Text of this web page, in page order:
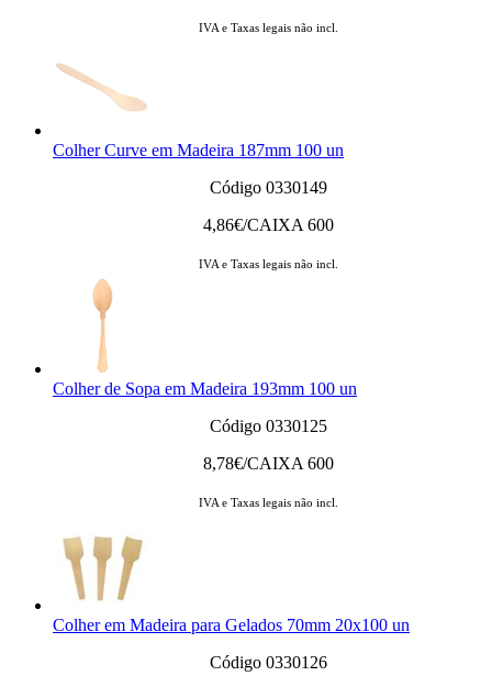
IVA e Taxas legais não incl.
Colher Curve em Madeira 187mm 100 un
Código 0330149
4,86€/CAIXA 600
IVA e Taxas legais não incl.
Colher de Sopa em Madeira 193mm 100 un
Código 0330125
8,78€/CAIXA 600
IVA e Taxas legais não incl.
Colher em Madeira para Gelados 70mm 20x100 un
Código 0330126